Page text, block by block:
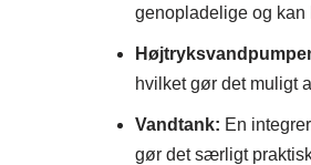
genopladelige og kan
hvilket gør det muligt
Vandtank: En
gør det særligt